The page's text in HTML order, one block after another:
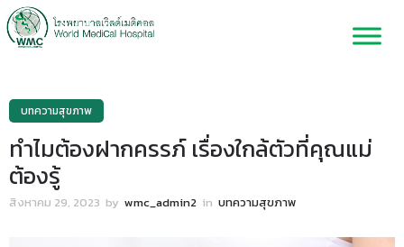
บทความสุขภาพ
ทำไมต้องฝากครรภ์ เรื่องใกล้ตัวที่คุณแม่
ต้องรู้
สิงหาคม 29, 2023 by wmc_admin2 in บทความสุขภาพ